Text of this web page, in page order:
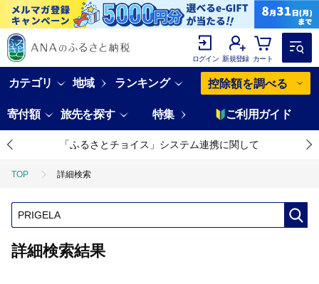
ログイン 新規登録 カート
カテゴリ 地域 ランキング 控除額を調べる
寄付額 旅先を探す 特集 ご利用ガイド
「ふるさとチョイス」システム連携に関して
TOP 詳細検索
詳細検索結果